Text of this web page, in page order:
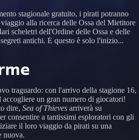
stagionale gratuito, i pirati potranno
alla ricerca delle Ossa del Mietitore
scheletri dell'Ordine delle Ossa e delle
antichi. E questo è solo l'inizio...
traguardo: con l'arrivo della stagione 16,
accogliere un gran numero di giocatori!
dire, Sea of Thieves arriverà su
consentire a tantissimi esploratori con gli
il loro viaggio da pirati su una
nuova.